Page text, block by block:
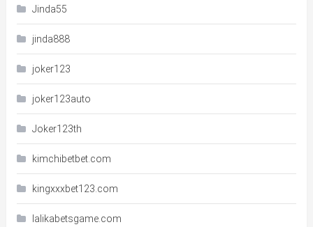
Jinda55
jinda888
joker123
joker123auto
Joker123th
kimchibetbet.com
kingxxxbet123.com
lalikabetsgame.com